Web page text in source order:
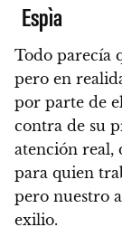
Espìa
Todo parecía
pero en
por parte de
contra de su
atención real,
para quien
pero nuestro
exilio.